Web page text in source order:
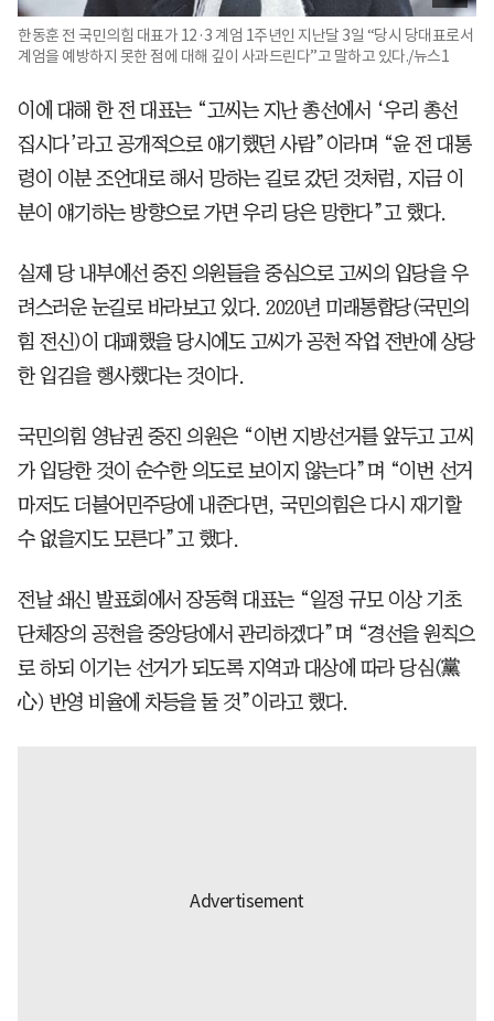
한동훈 전 국민의힘 대표가 12·3 계엄 1주년인 지난달 3일 “당시 당대표로서
계엄을 예방하지 못한 점에 대해 깊이 사과드린다”고 말하고 있다./뉴스1
이에 대해 한 전 대표는 “고씨는 지난 총선에서 ‘우리 총선
집시다’라고 공개적으로 얘기했던 사람”이라며 “윤 전 대통
령이 이분 조언대로 해서 망하는 길로 갔던 것처럼, 지금 이
분이 얘기하는 방향으로 가면 우리 당은 망한다”고 했다.
실제 당 내부에선 중진 의원들을 중심으로 고씨의 입당을 우
려스러운 눈길로 바라보고 있다. 2020년 미래통합당(국민의
힘 전신)이 대패했을 당시에도 고씨가 공천 작업 전반에 상당
한 입김을 행사했다는 것이다.
국민의힘 영남권 중진 의원은 “이번 지방선거를 앞두고 고씨
가 입당한 것이 순수한 의도로 보이지 않는다”며 “이번 선거
마저도 더불어민주당에 내준다면, 국민의힘은 다시 재기할
수 없을지도 모른다”고 했다.
전날 쇄신 발표회에서 장동혁 대표는 “일정 규모 이상 기초
단체장의 공천을 중앙당에서 관리하겠다”며 “경선을 원칙으
로 하되 이기는 선거가 되도록 지역과 대상에 따라 당심(黨
心) 반영 비율에 차등을 둘 것”이라고 했다.